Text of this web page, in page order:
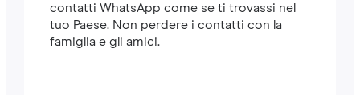
contatti WhatsApp come se ti trovassi nel
tuo Paese. Non perdere i contatti con la
famiglia e gli amici.